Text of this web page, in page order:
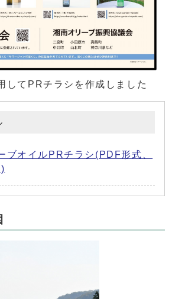
してPRチラシを作成しました
ブオイルPRチラシ(PDF形式、